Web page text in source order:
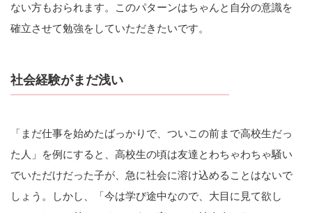
ない方もおられます。このパターンはちゃんと自分の意識を
確立させて勉強をしていただきたいです。
社会経験がまだ浅い
「まだ仕事を始めたばっかりで、ついこの前まで高校生だっ
た人」を例にすると、高校生の頃は友達とわちゃわちゃ騒い
でいただけだった子が、急に社会に溶け込めることはないで
しょう。しかし、「今は学び途中なので、大目に見て欲し